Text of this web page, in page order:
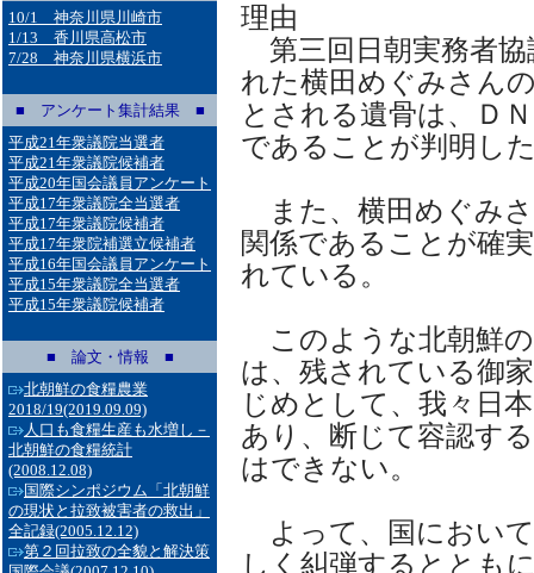
10/1 神奈川県川崎市
1/13 香川県高松市
7/28 神奈川県横浜市
■ アンケート集計結果 ■
平成21年衆議院当選者
平成21年衆議院候補者
平成20年国会議員アンケート
平成17年衆議院全当選者
平成17年衆議院候補者
平成17年衆院補選立候補者
平成16年国会議員アンケート
平成15年衆議院全当選者
平成15年衆議院候補者
■ 論文・情報 ■
北朝鮮の食糧農業
2018/19(2019.09.09)
人口も食糧生産も水増し－
北朝鮮の食糧統計
(2008.12.08)
国際シンポジウム「北朝鮮
の現状と拉致被害者の救出」
全記録(2005.12.12)
第２回拉致の全貌と解決策
理由
第三回日朝実務者
れた横田めぐみさん
とされる遺骨は、Ｄ
であることが判明し
また、横田めぐみ
関係であることが確
れている。
このような北朝鮮
は、残されている御
じめとして、我々日
あり、断じて容認す
はできない。
よって、国におい
しく糾弾するととも